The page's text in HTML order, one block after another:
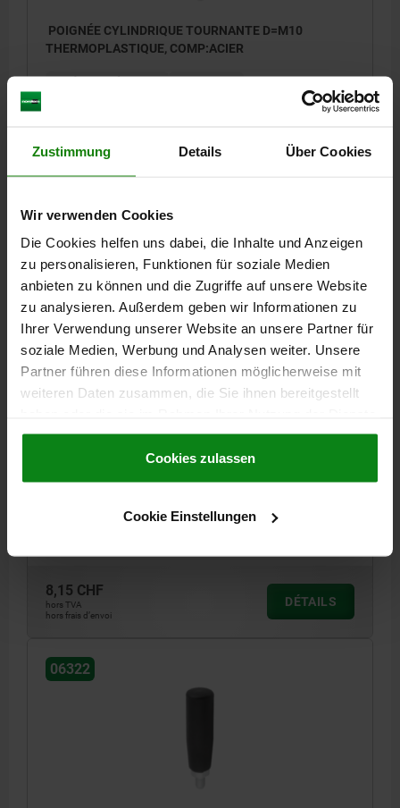
Zustimmung Details Über Cookies
Wir verwenden Cookies
Die Cookies helfen uns dabei, die Inhalte und Anzeigen
zu personalisieren, Funktionen für soziale Medien
anbieten zu können und die Zugriffe auf unsere Website
zu analysieren. Außerdem geben wir Informationen zu
Ihrer Verwendung unserer Website an unsere Partner für
soziale Medien, Werbung und Analysen weiter. Unsere
Partner führen diese Informationen möglicherweise mit
weiteren Daten zusammen, die Sie ihnen bereitgestellt
gesammelt haben.Cookie Richtlinien
Datenschutz|AGB
Cookies zulassen
Cookie Einstellungen
POIGNÉE CYLINDRIQUE TOURNANTE D=M10
THERMOPLASTIQUE, COMP:ACIER
DIAMÈTRE EXTÉRIEUR=26 FILETAGE=M10
LONGUEUR DE FILETAGE=15
Référence:06322-10250800
hors frais d’envoi
06322
8,15 CHF
hors TVA
hors frais d’envoi
DÉTAILS
06322